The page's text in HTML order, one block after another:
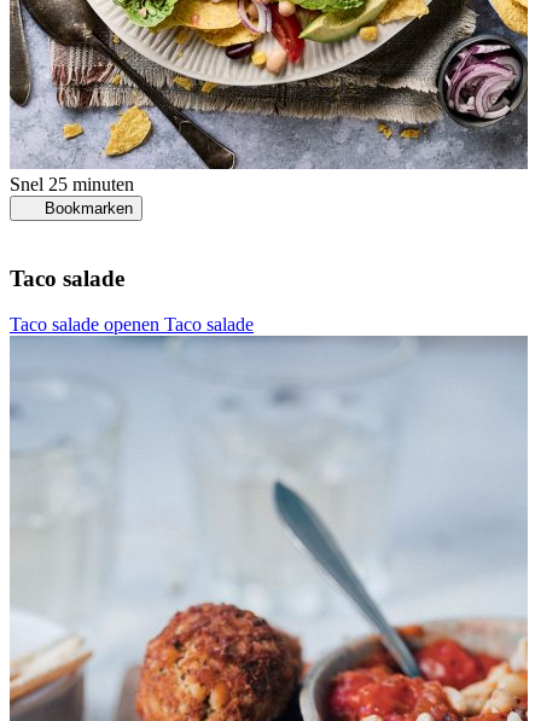
Snel 25 minuten
Bookmarken
Taco salade
Taco salade openen Taco salade